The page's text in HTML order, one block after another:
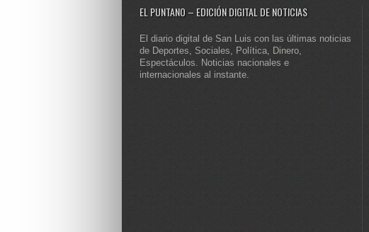
EL PUNTANO – EDICIÓN DIGITAL DE NOTICIAS
El diario digital de San Luis con las últimas noticias
de Deportes, Sociales, Política, Dinero,
Espectáculos. Noticias nacionales e
internacionales al instante.